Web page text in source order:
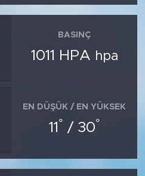
BASINÇ
1011 HPA hpa
EN DÜŞÜK / EN YÜKSEK
11 ° / 30°